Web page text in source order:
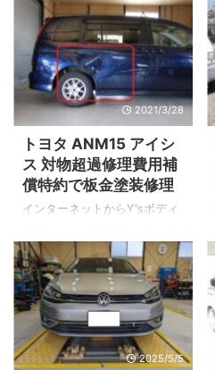
2021/3/28
トヨタ ANM15 アイシ
ス 対物超過修理費用補
償特約で板金塗装修理
インターネットからY'sボディ
うございます。 また現車確認
からご入庫までお時間がかか
ってしまい大変申し訳御座い
ませんでした。（他の予約が
立て込んでいたため） 今回ご
紹介のお車はトヨタ アイシ
ス。 お相手様にぶつけられた
2025/5/5